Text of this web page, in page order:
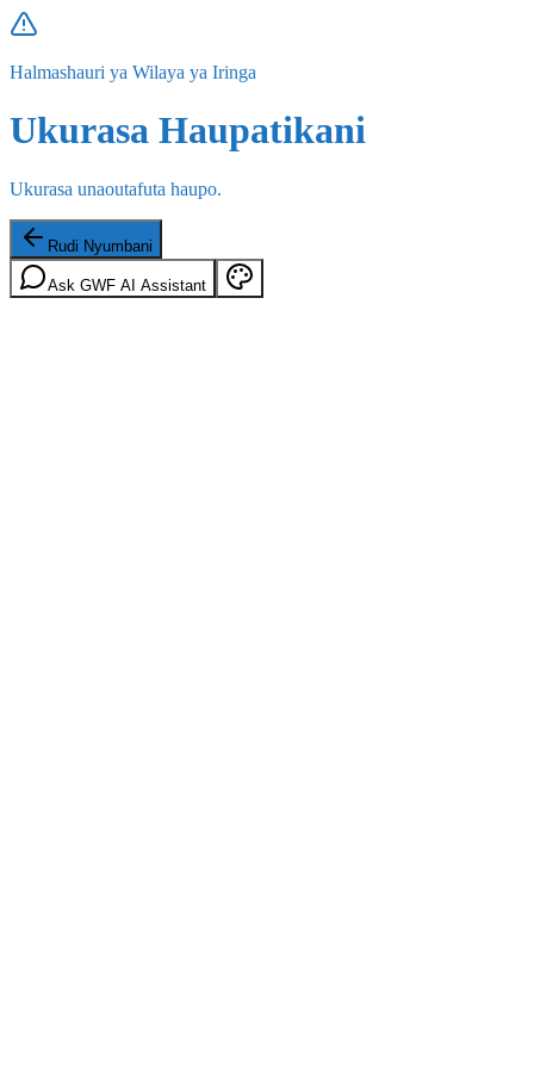
Halmashauri ya Wilaya ya Iringa
Ukurasa Haupatikani
Ukurasa unaoutafuta haupo.
Rudi Nyumbani
Ask GWF AI Assistant